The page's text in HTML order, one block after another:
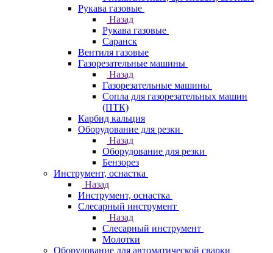
Рукава газовые
Назад
Рукава газовые
Саранск
Вентиля газовые
Газорезательные машины
Назад
Газорезательные машины
Сопла для газорезательных машин
(ПТК)
Карбид кальция
Оборудование для резки
Назад
Оборудование для резки
Бензорез
Инструмент, оснастка
Назад
Инструмент, оснастка
Слесарный инструмент
Назад
Слесарный инструмент
Молотки
Оборудование для автоматической сварки